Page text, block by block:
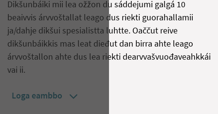
Dikšunbáiki mii lea ožžon du sáddejumi galgá 10
beaivvis árvvoštallat leago dus riekti guorahallamii
ja/dahje dikšui spesialistta luhtte. Oaččut reive
dikšunbáikkis mas leat dieđut dan birra ahte leago
árvvoštallon ahte dus lea riekti dearvvašvuođaveahkkái
vai ii.
Loga eambbo